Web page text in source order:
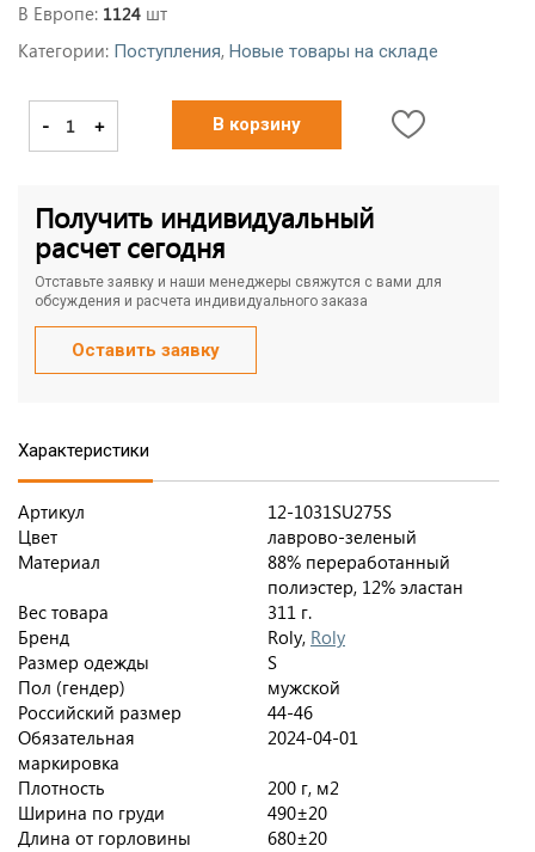
В Европе: 1124 шт
Категории: Поступления, Новые товары на складе
- + В корзину
Получить индивидуальный
расчет сегодня
Отставьте заявку и наши менеджеры свяжутся с вами для
обсуждения и расчета индивидуального заказа
Оставить заявку
Характеристики
Артикул
12-1031SU275S
Цвет
лаврово-зеленый
Материал
88% переработанный
полиэстер, 12% эластан
Вес товара
311 г.
Бренд
Roly, Roly
Размер одежды
S
Пол (гендер)
мужской
Российский размер
44-46
Обязательная
маркировка
2024-04-01
Плотность
200 г, м2
Ширина по груди
490±20
Длина от горловины
680±20